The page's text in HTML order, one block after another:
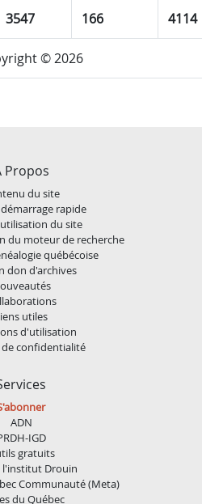
3547 166 4114
© 2026
Propos
du site
rapide
du site
du moteur de recherche
québécoise
don d'archives
utiles
d'utilisation
confidentialité
ADN
IGD
gratuits
l'institut Drouin
Communauté (Meta)
du Québec